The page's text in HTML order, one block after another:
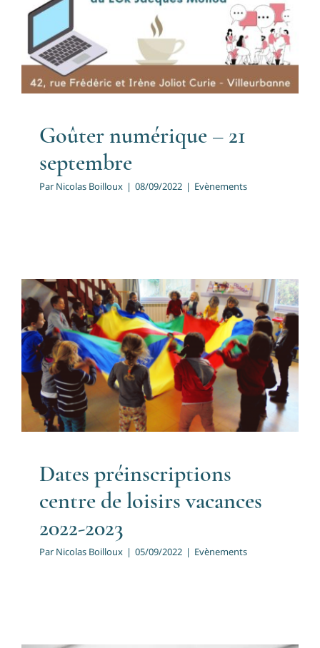
septembre
Evènements
Goûter numérique – 21
septembre
Par Nicolas Boilloux | 08/09/2022 | Evènements
Dates préinscriptions centre
de loisirs vacances 2022-2023
Evènements
Dates préinscriptions
centre de loisirs vacances
2022-2023
Par Nicolas Boilloux | 05/09/2022 | Evènements